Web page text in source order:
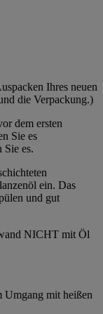
Ihres neuen
die Verpackung.)
dem ersten
Sie es
Sie es.
ein. Das
und gut
NICHT mit Öl
Umgang mit heißen